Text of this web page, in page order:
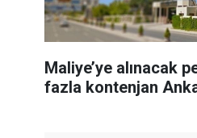
Maliye’ye alınacak
fazla kontenjan